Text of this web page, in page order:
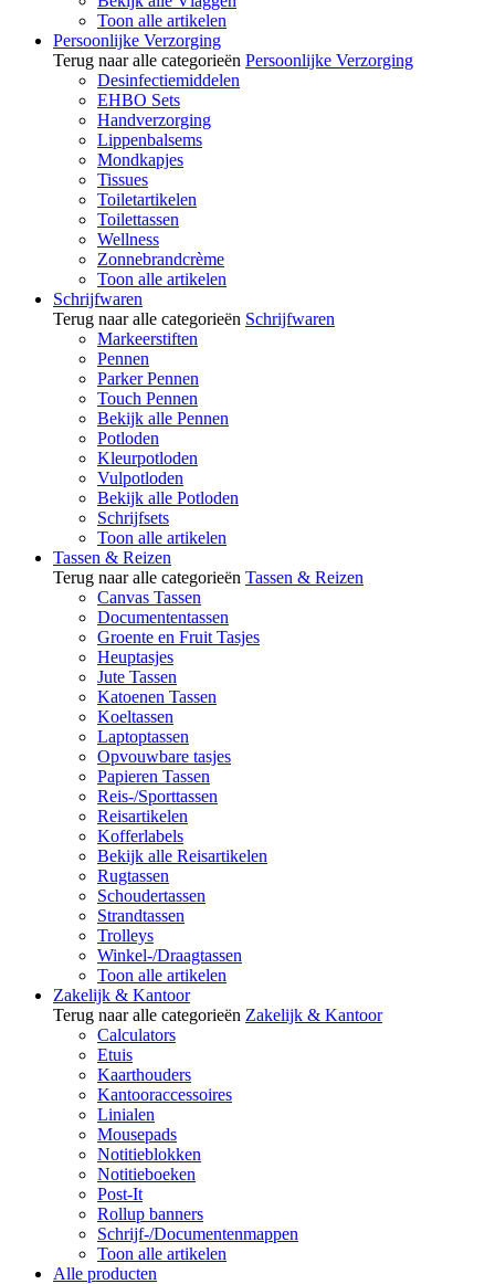
Toon alle artikelen
Persoonlijke Verzorging
Terug naar alle categorieën Persoonlijke Verzorging
Desinfectiemiddelen
EHBO Sets
Handverzorging
Lippenbalsems
Mondkapjes
Tissues
Toiletartikelen
Toilettassen
Wellness
Zonnebrandcrème
Toon alle artikelen
Schrijfwaren
Terug naar alle categorieën Schrijfwaren
Markeerstiften
Pennen
Parker Pennen
Touch Pennen
Bekijk alle Pennen
Potloden
Kleurpotloden
Vulpotloden
Bekijk alle Potloden
Schrijfsets
Toon alle artikelen
Tassen & Reizen
Terug naar alle categorieën Tassen & Reizen
Canvas Tassen
Documententassen
Groente en Fruit Tasjes
Heuptasjes
Jute Tassen
Katoenen Tassen
Koeltassen
Laptoptassen
Opvouwbare tasjes
Papieren Tassen
Reis-/Sporttassen
Reisartikelen
Kofferlabels
Bekijk alle Reisartikelen
Rugtassen
Schoudertassen
Strandtassen
Trolleys
Winkel-/Draagtassen
Toon alle artikelen
Zakelijk & Kantoor
Terug naar alle categorieën Zakelijk & Kantoor
Calculators
Etuis
Kaarthouders
Kantooraccessoires
Linialen
Mousepads
Notitieblokken
Notitieboeken
Post-It
Rollup banners
Schrijf-/Documentenmappen
Toon alle artikelen
Alle producten